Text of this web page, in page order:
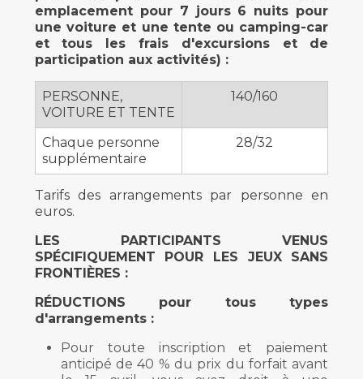
emplacement pour 7 jours 6 nuits pour
une voiture et une tente ou camping-car
et tous les frais d'excursions et de
participation aux activités) :
PERSONNE,
VOITURE ET TENTE
140/160
Chaque personne
supplémentaire
28/32
Tarifs des arrangements par personne en
euros.
LES PARTICIPANTS VENUS
SPÉCIFIQUEMENT POUR LES JEUX SANS
FRONTIÈRES :
RÉDUCTIONS pour tous types
d'arrangements :
Pour toute inscription et paiement
anticipé de 40 % du prix du forfait avant